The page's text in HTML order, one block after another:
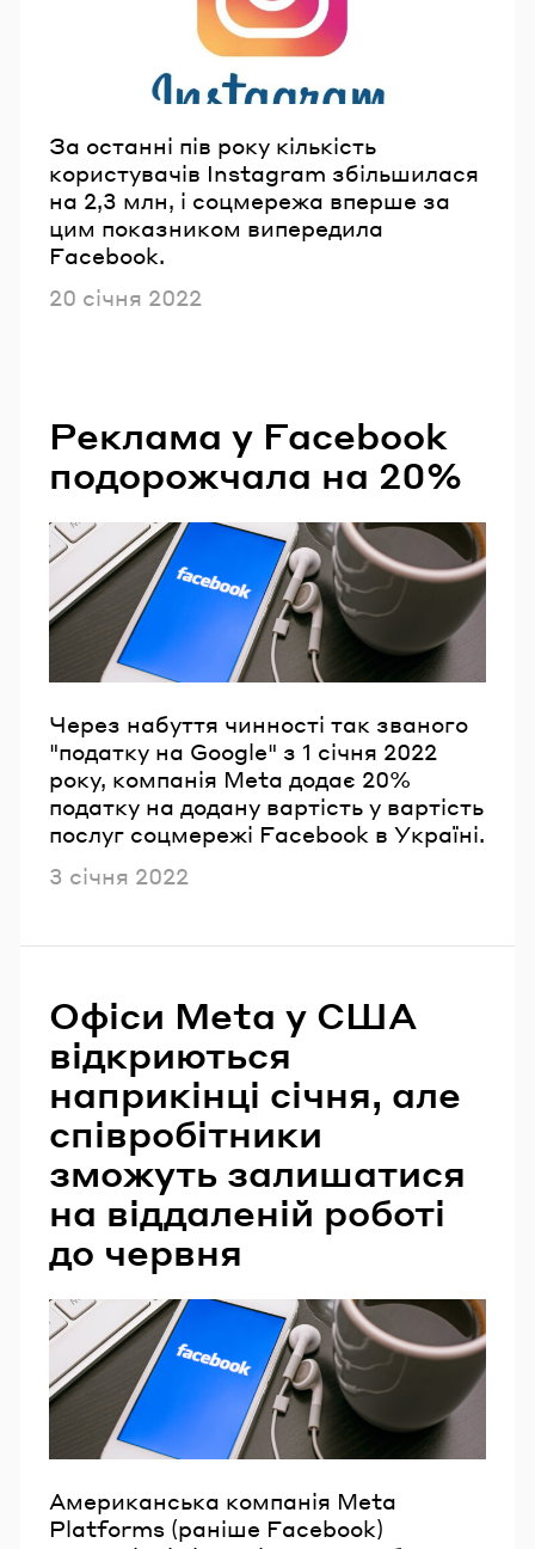
За останні пів року кількість
користувачів Instagram збільшилася
на 2,3 млн, і соцмережа вперше за
цим показником випередила
Facebook.
Опубліковано
20 січня 2022
Реклама у Facebook
подорожчала на 20%
Через набуття чинності так званого
"податку на Google" з 1 січня 2022
року, компанія Meta додає 20%
податку на додану вартість у вартість
послуг соцмережі Facebook в Україні.
Опубліковано
3 січня 2022
Офіси Meta у США
відкриються
наприкінці січня, але
співробітники
зможуть залишатися
на віддаленій роботі
до червня
Американська компанія Meta
Platforms (раніше Facebook)